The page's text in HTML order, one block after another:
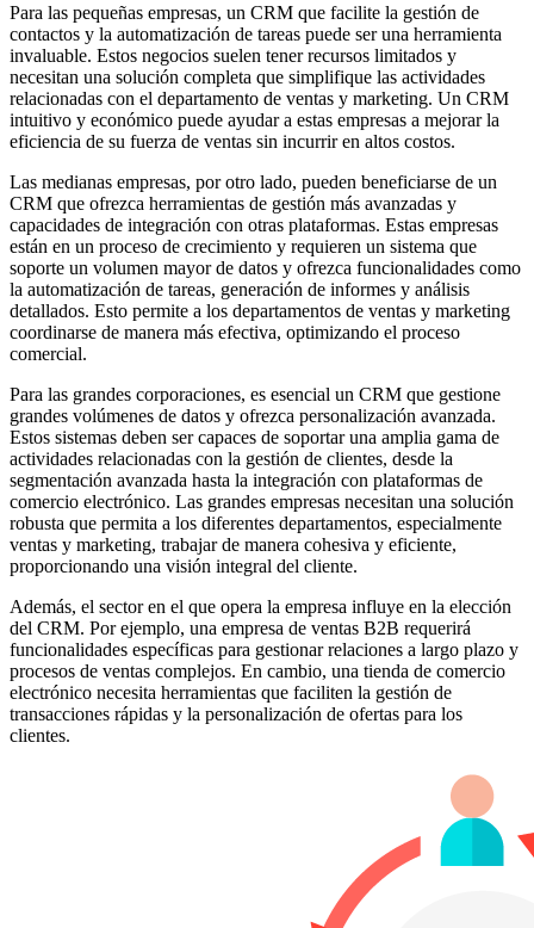
Para las pequeñas empresas, un CRM que facilite la gestión de
contactos y la automatización de tareas puede ser una herramienta
invaluable. Estos negocios suelen tener recursos limitados y
necesitan una solución completa que simplifique las actividades
relacionadas con el departamento de ventas y marketing. Un CRM
intuitivo y económico puede ayudar a estas empresas a mejorar la
eficiencia de su fuerza de ventas sin incurrir en altos costos.
Las medianas empresas, por otro lado, pueden beneficiarse de un
CRM que ofrezca herramientas de gestión más avanzadas y
capacidades de integración con otras plataformas. Estas empresas
están en un proceso de crecimiento y requieren un sistema que
soporte un volumen mayor de datos y ofrezca funcionalidades como
la automatización de tareas, generación de informes y análisis
detallados. Esto permite a los departamentos de ventas y marketing
coordinarse de manera más efectiva, optimizando el proceso
comercial.
Para las grandes corporaciones, es esencial un CRM que gestione
grandes volúmenes de datos y ofrezca personalización avanzada.
Estos sistemas deben ser capaces de soportar una amplia gama de
actividades relacionadas con la gestión de clientes, desde la
segmentación avanzada hasta la integración con plataformas de
comercio electrónico. Las grandes empresas necesitan una solución
robusta que permita a los diferentes departamentos, especialmente
ventas y marketing, trabajar de manera cohesiva y eficiente,
proporcionando una visión integral del cliente.
Además, el sector en el que opera la empresa influye en la elección
del CRM. Por ejemplo, una empresa de ventas B2B requerirá
funcionalidades específicas para gestionar relaciones a largo plazo y
procesos de ventas complejos. En cambio, una tienda de comercio
electrónico necesita herramientas que faciliten la gestión de
transacciones rápidas y la personalización de ofertas para los
clientes.